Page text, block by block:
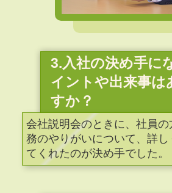
3.入社の決め手に
イントや出来事は
すか？
会社説明会のときに、社員の
務のやりがいについて、詳し
てくれたのが決め手でした。